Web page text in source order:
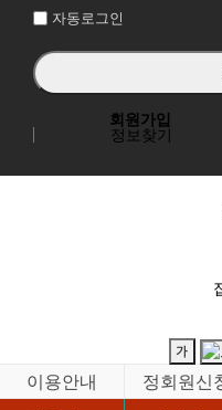
자동로그인
회원가입
정보찾기
이용안내 정회원신